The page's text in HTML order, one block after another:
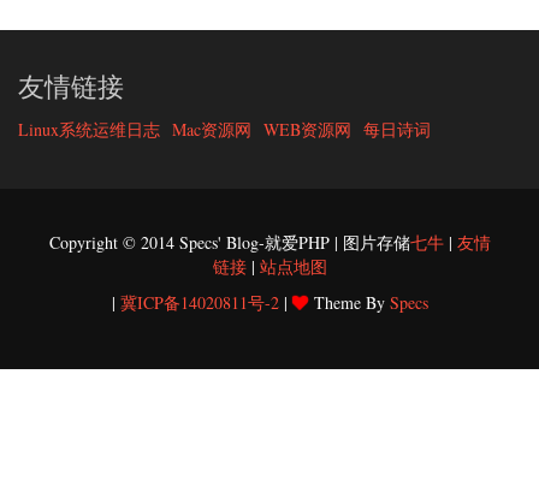
友情链接
Linux系统运维日志 Mac资源网 WEB资源网 每日诗词
Copyright © 2014 Specs' Blog-就爱PHP | 图片存储七牛| 友情
链接| 站点地图
| 冀ICP备14020811号-2| Theme By Specs